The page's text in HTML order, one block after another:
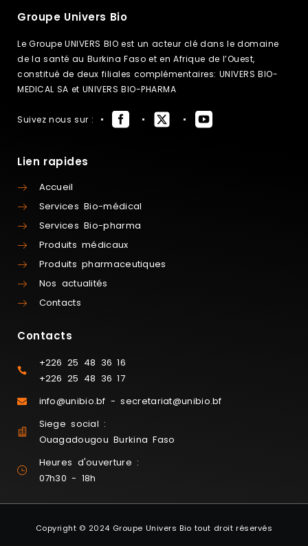
Groupe Univers Bio
Le Groupe UNIVERS BIO est un acteur clé dans le domaine
de la santé au Burkina Faso et en Afrique de l’Ouest,
constitué de deux filiales complémentaires: UNIVERS BIO-
MEDICAL SA et UNIVERS BIO-PHARMA
Suivez nous sur :
Lien rapides
Accueil
Services Bio-médical
Services Bio-pharma
Produits médicaux
Produits pharmaceutiques
Nos actualités
Contacts
Contacts
+226 25 48 36 16
+226 25 48 36 17
info@unibio.bf - secretariat@unibio.bf
Siege social :
Ouagadougou Burkina Faso
Heures d'ouverture :
07h30 - 18h
Copyright © 2024 Groupe Univers Bio tout droit réservés